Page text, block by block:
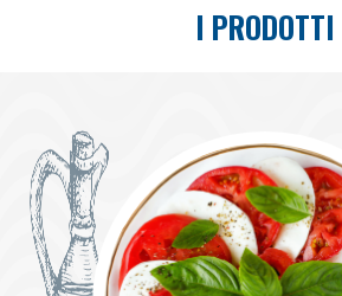
I PRODOTTI